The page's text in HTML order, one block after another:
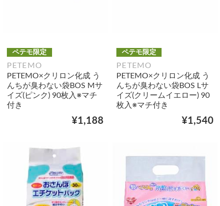
ペテモ限定
PETEMO
PETEMO×クリロン化成 う
んちが臭わない袋BOS Mサ
イズ(ピンク) 90枚入※マチ
付き
¥1,188
ペテモ限定
PETEMO
PETEMO×クリロン化成 う
んちが臭わない袋BOS Lサ
イズ(クリームイエロー) 90
枚入※マチ付き
¥1,540